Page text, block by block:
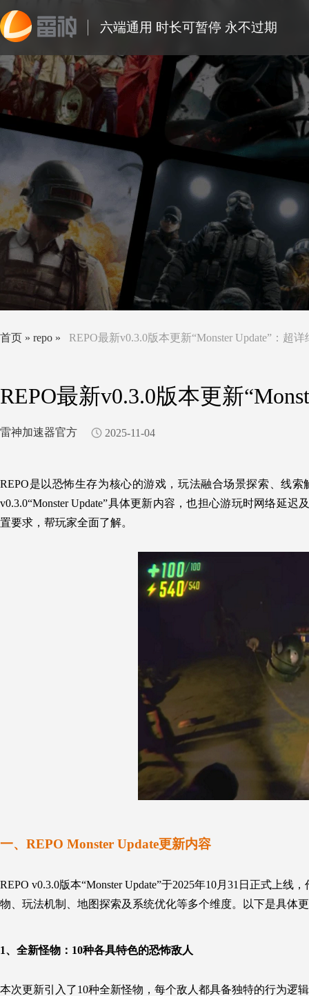
六端通用 时长可暂停 永不过期
首页 » repo » REPO最新v0.3.0版本更新“Monster Update”：超
REPO最新v0.3.0版本更新
雷神加速器官方 2025-11-04
REPO是以恐怖生存为核心的游戏，玩法融合场景探索、线
v0.3.0“Monster Update”具体更新内容，也担心游玩时网络延
置要求，帮玩家全面了解。
一、REPO Monster Update更新内容
REPO v0.3.0版本“Monster Update”于2025年10月31日正式上线
物、玩法机制、地图探索及系统优化等多个维度。以下是具体
1、全新怪物： 10种各具特色的恐怖敌人
本次更新引入了10种全新怪物，每个敌人都具备独特的行为逻